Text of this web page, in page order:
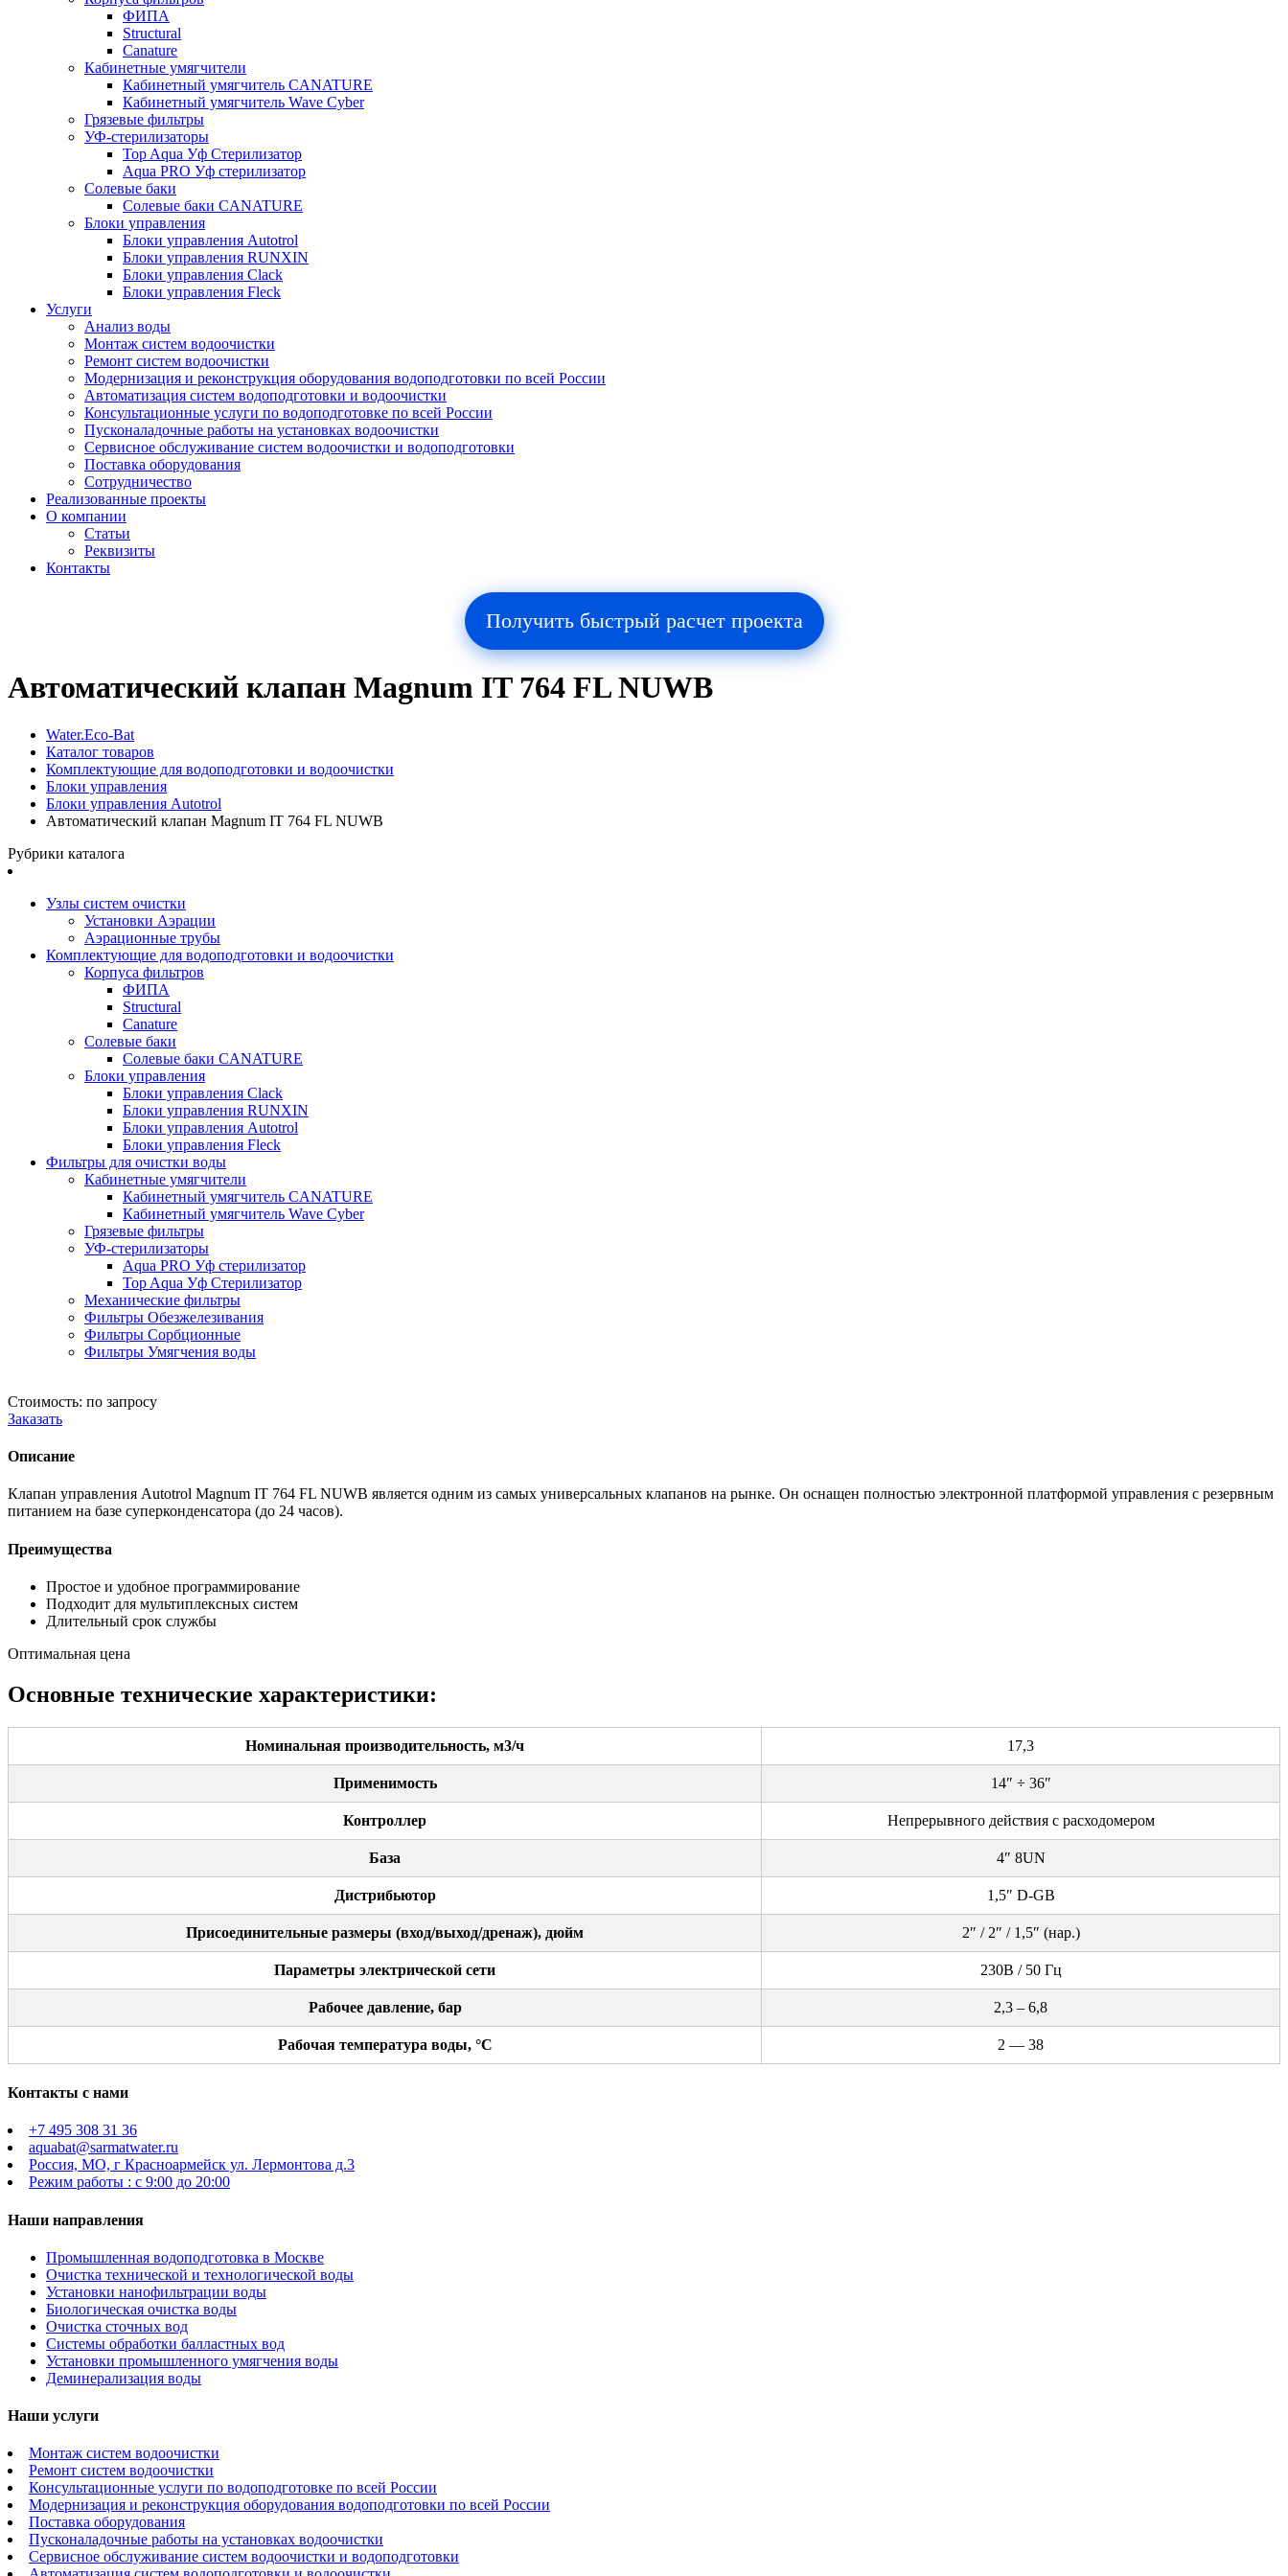
ФИПА
Structural
Canature
Кабинетные умягчители
Кабинетный умягчитель CANATURE
Кабинетный умягчитель Wave Cyber
Грязевые фильтры
УФ-стерилизаторы
Top Aqua Уф Стерилизатор
Aqua PRO Уф стерилизатор
Солевые баки
Солевые баки CANATURE
Блоки управления
Блоки управления Autotrol
Блоки управления RUNXIN
Блоки управления Clack
Блоки управления Fleck
Услуги
Анализ воды
Монтаж систем водоочистки
Ремонт систем водоочистки
Модернизация и реконструкция оборудования водоподготовки по всей России
Автоматизация систем водоподготовки и водоочистки
Консультационные услуги по водоподготовке по всей России
Пусконаладочные работы на установках водоочистки
Сервисное обслуживание систем водоочистки и водоподготовки
Поставка оборудования
Сотрудничество
Реализованные проекты
О компании
Cтатьи
Реквизиты
Контакты
Получить быстрый расчет проекта
Автоматический клапан Magnum IT 764 FL NUWB
Water.Eco-Bat
Каталог товаров
Комплектующие для водоподготовки и водоочистки
Блоки управления
Блоки управления Autotrol
Автоматический клапан Magnum IT 764 FL NUWB
Рубрики каталога
Узлы систем очистки
Установки Аэрации
Аэрационные трубы
Комплектующие для водоподготовки и водоочистки
Корпуса фильтров
ФИПА
Structural
Canature
Солевые баки
Солевые баки CANATURE
Блоки управления
Блоки управления Clack
Блоки управления RUNXIN
Блоки управления Autotrol
Блоки управления Fleck
Фильтры для очистки воды
Кабинетные умягчители
Кабинетный умягчитель CANATURE
Кабинетный умягчитель Wave Cyber
Грязевые фильтры
УФ-стерилизаторы
Aqua PRO Уф стерилизатор
Top Aqua Уф Стерилизатор
Механические фильтры
Фильтры Обезжелезивания
Фильтры Сорбционные
Фильтры Умягчения воды
Стоимость: по запросу
Заказать
Описание
Клапан управления Autotrol Magnum IT 764 FL NUWB является одним из самых универсальных клапанов на рынке. Он оснащен полностью электронной платформой управления с резервным
питанием на базе суперконденсатора (до 24 часов).
Преимущества
Простое и удобное программирование
Подходит для мультиплексных систем
Длительный срок службы
Оптимальная цена
Основные технические характеристики:
Номинальная производительность, м3/ч 17,3
Применимость 14″ ÷ 36″
Контроллер Непрерывного действия с расходомером
База 4″ 8UN
Дистрибьютор 1,5″ D-GB
Присоединительные размеры (вход/выход/дренаж), дюйм 2″ / 2″ / 1,5″ (нар.)
Параметры электрической сети 230B / 50 Гц
Рабочее давление, бар 2,3 – 6,8
Рабочая температура воды, °С 2 — 38
Контакты с нами
+7 495 308 31 36
aquabat@sarmatwater.ru
Россия, МО, г Красноармейск ул. Лермонтова д.3
Режим работы : с 9:00 до 20:00
Наши направления
Промышленная водоподготовка в Москве
Очистка технической и технологической воды
Установки нанофильтрации воды
Биологическая очистка воды
Очистка сточных вод
Системы обработки балластных вод
Установки промышленного умягчения воды
Деминерализация воды
Наши услуги
Монтаж систем водоочистки
Ремонт систем водоочистки
Консультационные услуги по водоподготовке по всей России
Модернизация и реконструкция оборудования водоподготовки по всей России
Поставка оборудования
Пусконаладочные работы на установках водоочистки
Сервисное обслуживание систем водоочистки и водоподготовки